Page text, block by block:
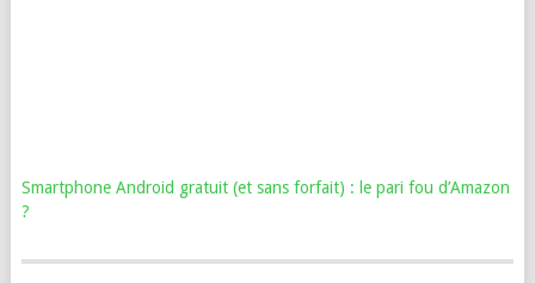
Smartphone Android gratuit (et sans forfait) : le pari fou d’Amazon
?